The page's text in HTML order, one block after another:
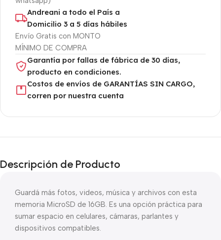
Andreani a todo el País a
Domicilio 3 a 5 días hábiles
Envío Gratis con MONTO
MÍNIMO DE COMPRA
Garantía por fallas de fábrica de 30 días,
producto en condiciones.
Costos de envíos de GARANTÍAS SIN CARGO,
corren por nuestra cuenta
Descripción de Producto
Guardá más fotos, videos, música y archivos con esta
memoria MicroSD de 16GB. Es una opción práctica para
sumar espacio en celulares, cámaras, parlantes y
dispositivos compatibles.